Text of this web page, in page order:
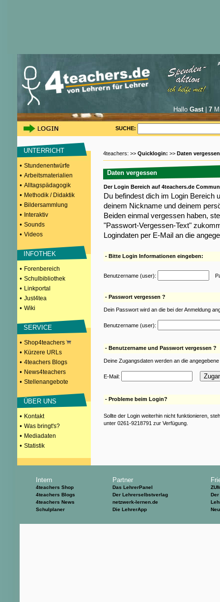
Hallo Gast| 7
SUCHE:
UNTERRICHT
• Stundenentwürfe
• Arbeitsmaterialien
• Alltagspädagogik
• Methodik / Didaktik
• Bildersammlung
• Interaktiv
• Sounds
• Videos
INFOTHEK
• Forenbereich
• Schulbibliothek
• Linkportal
• Just4tea
• Wiki
SERVICE
• Shop4teachers
• Kürzere URLs
• 4teachers Blogs
• News4teachers
• Stellenangebote
ÜBER UNS
• Kontakt
• Was bringt's?
• Mediadaten
• Statistik
4teachers: >> Quicklogin: >> Daten vergessen
Daten vergessen
Der Login Bereich auf 4teachers.de
Du befindest dich im Login Bereich
deinem Nickname und deinem
Beiden einmal vergessen haben,
"Passwort-Vergessen-Text"
Logindaten per E-Mail an die
- Bitte Login Informationen eingeben:
Benutzername (user):
- Passwort vergessen ?
Dein Passwort wird an die bei der Anmeldung
Benutzername (user):
- Benutzername und Passwort vergessen ?
Deine Zugangsdaten werden an die
E-Mail:
- Probleme beim Login?
Sollte der Login weiterhin nicht funktionieren,
unter 0261-9218791 zur Verfügung.
Intern
4teachers Shop
4teachers Blogs
4teachers News
Schulplaner
Partner
Das LehrerPanel
Der Lehrerselbstverlag
netzwerk-lernen.de
Die LehrerApp